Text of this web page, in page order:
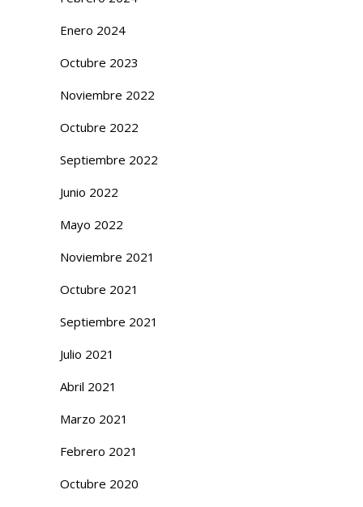
Enero 2024
Octubre 2023
Noviembre 2022
Octubre 2022
Septiembre 2022
Junio 2022
Mayo 2022
Noviembre 2021
Octubre 2021
Septiembre 2021
Julio 2021
Abril 2021
Marzo 2021
Febrero 2021
Octubre 2020